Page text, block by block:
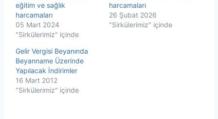
eğitim ve sağlık
harcamaları
05 Mart 2024
"Sirkülerimiz" içinde
harcamaları
26 Şubat 2026
"Sirkülerimiz" içinde
Gelir Vergisi Beyanında
Beyanname Üzerinde
Yapılacak İndirimler
16 Mart 2012
"Sirkülerimiz" içinde